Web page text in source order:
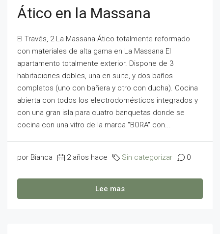
Ático en la Massana
El Través, 2 La Massana Ático totalmente reformado
con materiales de alta gama en La Massana El
apartamento totalmente exterior. Dispone de 3
habitaciones dobles, una en suite, y dos baños
completos (uno con bañera y otro con ducha). Cocina
abierta con todos los electrodomésticos integrados y
con una gran isla para cuatro banquetas donde se
cocina con una vitro de la marca "BORA" con...
por Bianca 2 años hace Sin categorizar 0
Lee mas